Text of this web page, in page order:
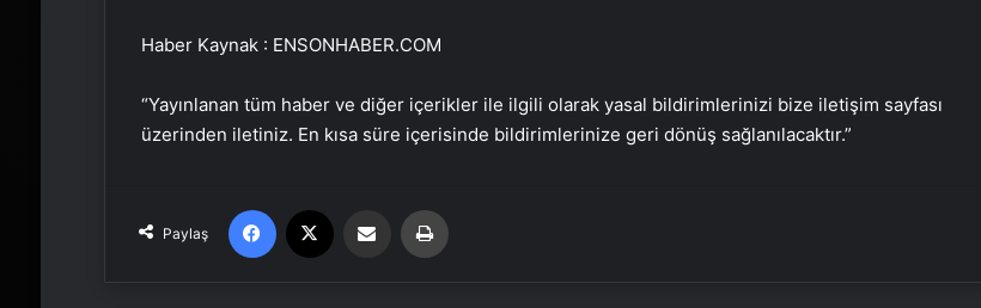
Haber Kaynak : ENSONHABER.COM
“Yayınlanan tüm haber ve diğer içerikler ile ilgili olarak yasal bildirimlerinizi bize iletişim sayfası
üzerinden iletiniz. En kısa süre içerisinde bildirimlerinize geri dönüş sağlanılacaktır.”
Paylaş
Facebook Email'den paylaş
Adaylarına Çifte Güvence: Sabit
Ücret ve Kesintisiz Burs